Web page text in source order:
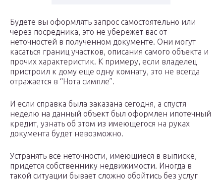
Будете вы оформлять запрос самостоятельно или
через посредника, это не убережет вас от
неточностей в полученном документе. Они могут
касаться границ участков, описания самого объекта и
прочих характеристик. К примеру, если владелец
пристроил к дому еще одну комнату, это не всегда
отражается в “Нота симпле”.
И если справка была заказана сегодня, а спустя
неделю на данный объект был оформлен ипотечный
кредит, узнать об этом из имеющегося на руках
документа будет невозможно.
Устранять все неточности, имеющиеся в выписке,
придется собственнику недвижимости. Иногда в
такой ситуации бывает сложно обойтись без услуг